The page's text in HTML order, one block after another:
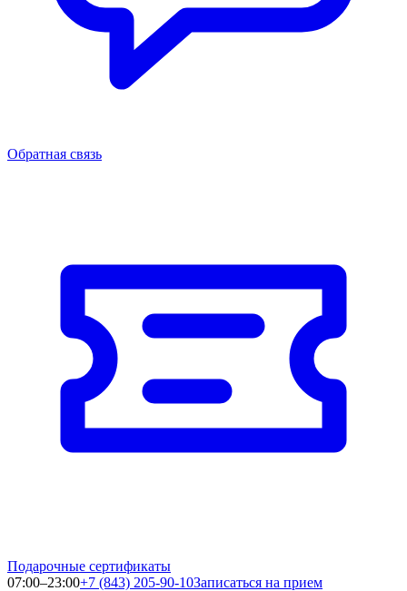
Обратная связь
Подарочные сертификаты
07:00–23:00+7 (843) 205-90-10Записаться на прием